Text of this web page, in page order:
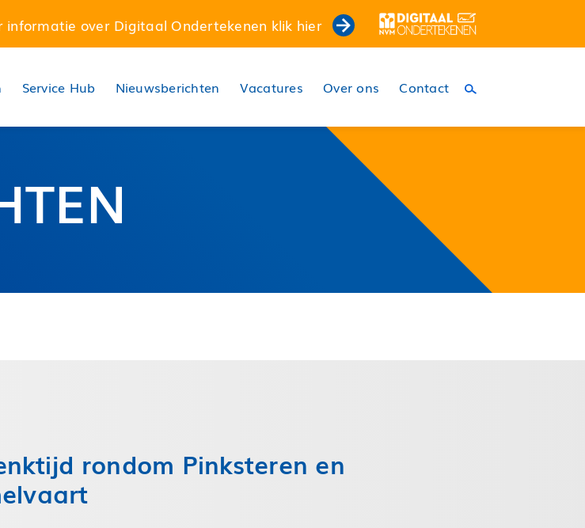
informatie over Digitaal Ondertekenen klik hier
Service Hub Nieuwsberichten Vacatures Over ons Contact
rondom Pinksteren en